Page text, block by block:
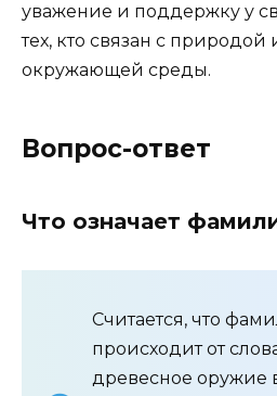
уважение и поддержку у
тех, кто связан с природой
окружающей среды.
Вопрос-ответ
Что означает
Считается, что
происходит от
древесное оружие